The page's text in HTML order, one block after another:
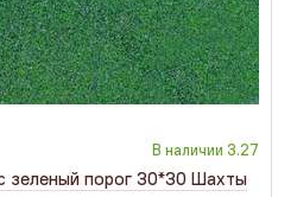
В наличии 3.27
зеленый порог 30*30 Шахты